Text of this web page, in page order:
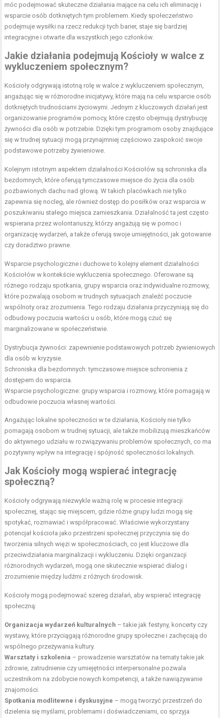
móc podejmować skuteczne działania mające na celu ich eliminację i
wsparcie osób dotkniętych tym problemem. Kiedy społeczeństwo
podejmuje wysiłki na rzecz redukcji tych barier, staje się bardziej
integracyjne i otwarte dla wszystkich jego członków.
Jakie działania podejmują Kościoły w walce z
wykluczeniem społecznym?
Kościoły odgrywają istotną rolę w walce z wykluczeniem społecznym,
angażując się w różnorodne inicjatywy, które mają na celu wsparcie osób
dotkniętych trudnościami życiowymi. Jednym z kluczowych działań jest
organizowanie programów pomocy, które często obejmują dystrybucję
żywności dla osób w potrzebie. Dzięki tym programom osoby znajdujące
się w trudnej sytuacji mogą przynajmniej częściowo zaspokoić swoje
podstawowe potrzeby żywieniowe.
Kolejnym istotnym aspektem działalności Kościołów są schroniska dla
bezdomnych, które oferują tymczasowe miejsce do życia dla osób
pozbawionych dachu nad głową. W takich placówkach nie tylko
zapewnia się nocleg, ale również dostęp do posiłków oraz wsparcia w
poszukiwaniu stałego miejsca zamieszkania. Działalność ta jest często
wspierana przez wolontariuszy, którzy angażują się w pomoc i
organizację wydarzeń, a także oferują swoje umiejętności, jak gotowanie
czy doradztwo prawne.
Wsparcie psychologiczne i duchowe to kolejny element działalności
Kościołów w kontekście wykluczenia społecznego. Oferowane są
różnego rodzaju spotkania, grupy wsparcia oraz indywidualne rozmowy,
które pozwalają osobom w trudnych sytuacjach znaleźć poczucie
wspólnoty oraz zrozumienia. Tego rodzaju działania przyczyniają się do
odbudowy poczucia wartości u osób, które mogą czuć się
marginalizowane w społeczeństwie.
Dystrybucja żywności: zapewnienie podstawowych potrzeb żywieniowych
dla osób w kryzysie.
Schroniska dla bezdomnych: tymczasowe miejsce schronienia z
dostępem do wsparcia.
Wsparcie psychologiczne: grupy wsparcia i rozmowy, które pomagają w
odbudowie poczucia własnej wartości.
Angażując lokalne społeczności w te działania, Kościoły nie tylko
pomagają osobom w trudnej sytuacji, ale także mobilizują mieszkańców
do aktywnego udziału w rozwiązywaniu problemów społecznych, co ma
pozytywny wpływ na integrację i spójność społeczności lokalnych.
Jak Kościoły mogą wspierać integrację
społeczną?
Kościoły odgrywają niezwykle ważną rolę w procesie integracji
społecznej, stając się miejscem, gdzie różne grupy ludzi mogą się
spotykać, rozmawiać i współpracować. Właściwie wykorzystany
potencjał kościoła jako przestrzeni społecznej przyczynia się do
tworzenia silnych więzi w społecznościach, co jest kluczowe dla
przeciwdziałania marginalizacji i wykluczeniu. Dzięki organizacji
różnorodnych wydarzeń, mogą one skutecznie wspierać dialog i
zrozumienie między ludźmi z różnych środowisk.
Kościoły mogą podejmować szereg działań, aby wspierać integrację
społeczną:
Organizacja wydarzeń kulturalnych – takie jak festyny, koncerty czy
wystawy, które przyciągają różnorodne grupy społeczne i zachęcają do
wspólnego przeżywania kultury.
Warsztaty i szkolenia – prowadzenie warsztatów na tematy takie jak
zdrowie, zatrudnienie czy umiejętności interpersonalne pozwala
uczestnikom na zdobycie nowych kompetencji, a także nawiązywanie
znajomości.
Spotkania modlitewne i dyskusyjne – mogą tworzyć przestrzeń do
dzielenia się myślami, problemami i doświadczeniami, co sprzyja